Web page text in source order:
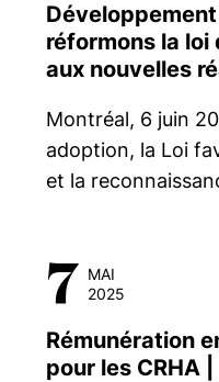
réformons la loi
aux nouvelles
Montréal, 6 juin
adoption, la Loi
et la
7 MAI
2025
Rémunération
pour les CRHA |